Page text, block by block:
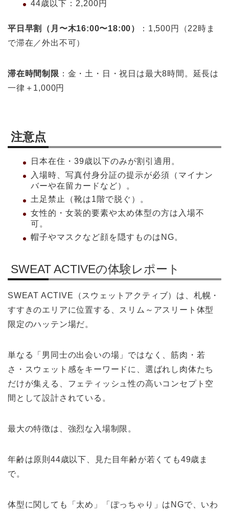
44歳以下：2,200円
平日早割（月〜木16:00〜18:00）
：1,500円（22時ま
で滞在／外出不可）
滞在時間制限 ：金・土・日・祝日は最大8時間。延長は
一律＋1,000円
注意点
日本在住・39歳以下のみが割引適用。
入場時、写真付身分証の提示が必須（マイナン
バーや在留カードなど）。
土足禁止（靴は1階で脱ぐ）。
女性的・女装的要素や太め体型の方は入場不
可。
帽子やマスクなど顔を隠すものはNG。
SWEAT ACTIVEの体験レポート
SWEAT ACTIVE（スウェットアクティブ）は、札幌・
すすきのエリアに位置する、スリム～アスリート体型
限定のハッテン場だ。
単なる「男同士の出会いの場」ではなく、筋肉・若
さ・スウェット感をキーワードに、選ばれし肉体たち
だけが集える、フェティッシュ性の高いコンセプト空
間として設計されている。
最大の特徴は、強烈な入場制限。
年齢は原則44歳以下、見た目年齢が若くても49歳ま
で。
体型に関しても「太め」「ぽっちゃり」はNGで、いわ